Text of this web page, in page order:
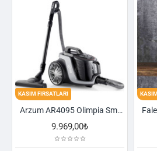
Arzum AR4095 Olimpia Smart Cyclone Filtreli Süpürge - Füme